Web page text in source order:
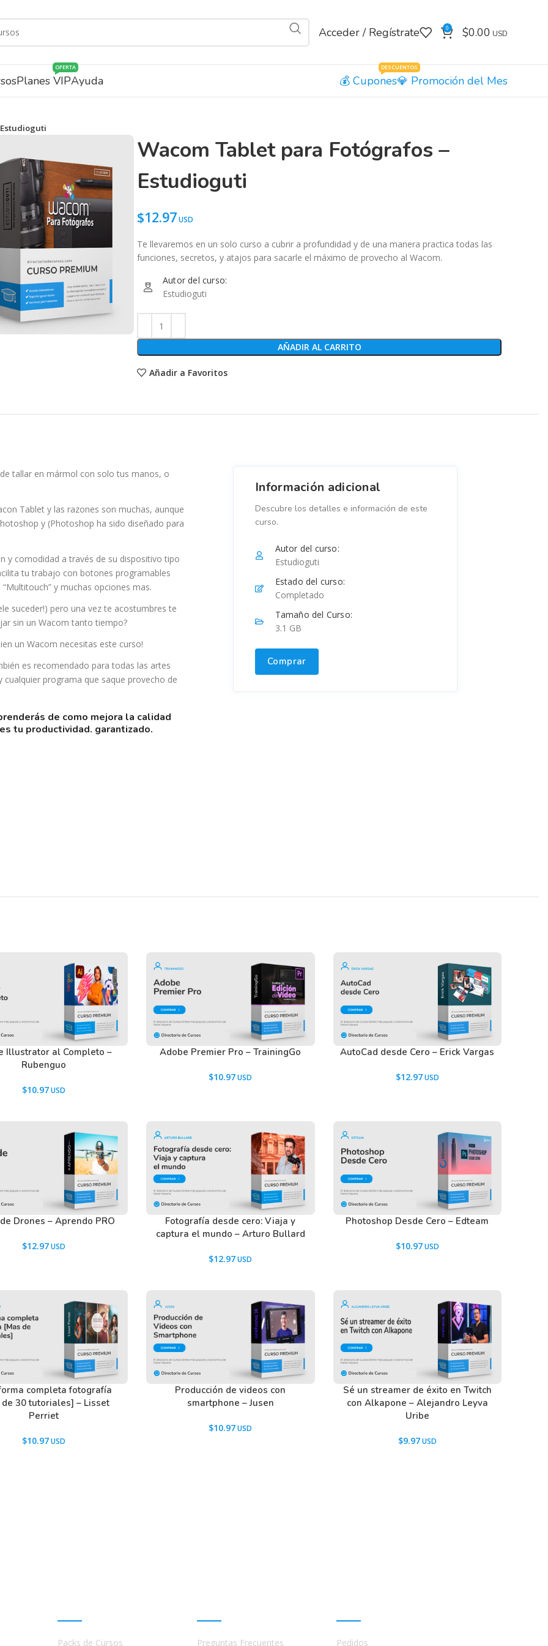
Acceder / Regístrate 0 $0.00
Planes VIP
OFERTA
Ayuda Cupones
DESCUENTOS
Promoción del Mes
Wacom Tablet para Fotógrafos –
Estudioguti
$12.97
Te llevaremos en un solo curso a cubrir a profundidad y de una manera practica todas las
funciones, secretos, y atajos para sacarle el máximo de provecho al Wacom.
Autor del curso:
Estudioguti
AÑADIR AL CARRITO
Añadir a Favoritos
tallar en mármol con solo tus manos, o
Tablet y las razones son muchas, aunque
y (Photoshop ha sido diseñado para
y comodidad a través de su dispositivo tipo
tu trabajo con botones programables
“Multitouch” y muchas opciones mas.
suceder!) pero una vez te acostumbres te
sin un Wacom tanto tiempo?
un Wacom necesitas este curso!
es recomendado para todas las artes
programa que saque provecho de
tu productividad. garantizado.
del Wacom.
nuestros usuarios antes de comprar y
Información adicional
Descubre los detalles e información de este
curso.
Autor del curso:
Estudioguti
Estado del curso:
Completado
Tamaño del Curso:
3.1 GB
Comprar
Illustrator al Completo –
Rubenguo
$10.97
Adobe Premier Pro – TrainingGo
$10.97
AutoCad desde Cero – Erick Vargas
$12.97
Drones – Aprendo PRO
$12.97
Fotografía desde cero: Viaja y
captura el mundo – Arturo Bullard
$12.97
Photoshop Desde Cero – Edteam
$10.97
completa fotografía
de 30 tutoriales] – Lisset
Perriet
$10.97
Producción de videos con
smartphone – Jusen
$10.97
Sé un streamer de éxito en Twitch
con Alkapone – Alejandro Leyva
Uribe
$9.97
Packs de Cursos Preguntas Frecuentes Pedidos